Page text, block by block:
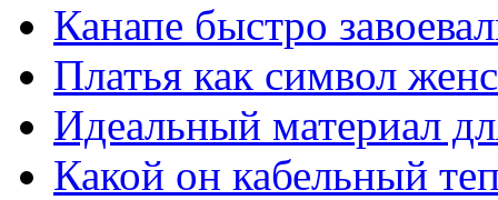
Канапе быстро
Платья как символ
Идеальный материал
Какой он кабельный